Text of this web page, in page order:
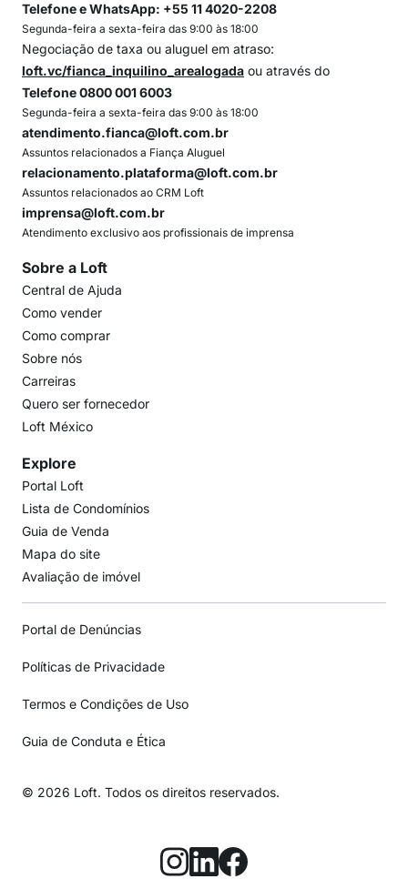
Telefone e WhatsApp: +55 11 4020-2208
Segunda-feira a sexta-feira das 9:00 às 18:00
Negociação de taxa ou aluguel em atraso:
loft.vc/fianca_inquilino_arealogada ou através do
Telefone 0800 001 6003
Segunda-feira a sexta-feira das 9:00 às 18:00
atendimento.fianca@loft.com.br
Assuntos relacionados a Fiança Aluguel
relacionamento.plataforma@loft.com.br
Assuntos relacionados ao CRM Loft
imprensa@loft.com.br
Atendimento exclusivo aos profissionais de imprensa
Sobre a Loft
Central de Ajuda
Como vender
Como comprar
Sobre nós
Carreiras
Quero ser fornecedor
Loft México
Explore
Portal Loft
Lista de Condomínios
Guia de Venda
Mapa do site
Avaliação de imóvel
Portal de Denúncias
Políticas de Privacidade
Termos e Condições de Uso
Guia de Conduta e Ética
© 2026 Loft. Todos os direitos reservados.